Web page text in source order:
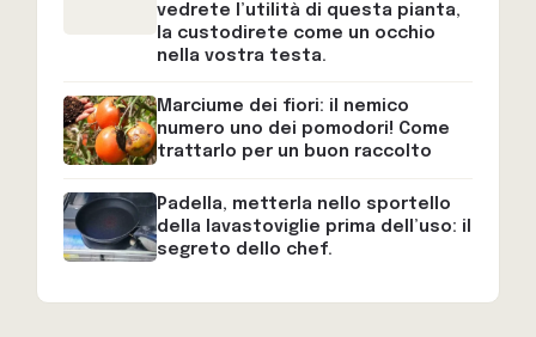
vedrete l’utilità di questa pianta,
la custodirete come un occhio
nella vostra testa.
Marciume dei fiori: il nemico
numero uno dei pomodori! Come
trattarlo per un buon raccolto
Padella, metterla nello sportello
della lavastoviglie prima dell’uso: il
segreto dello chef.